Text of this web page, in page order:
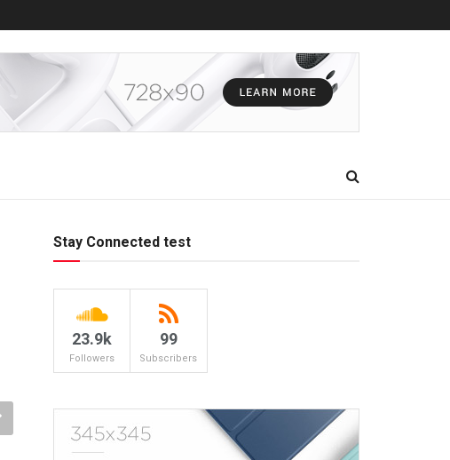
Stay Connected test
23.9k
Followers
99
Subscribers